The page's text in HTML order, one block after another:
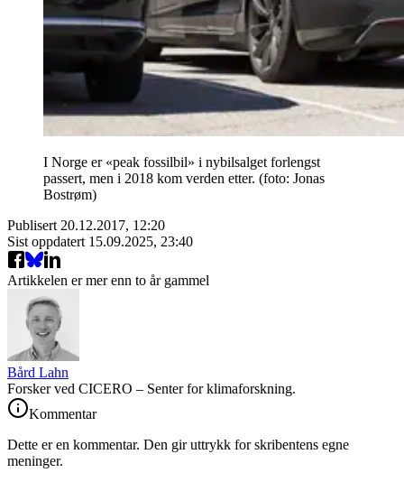
I Norge er «peak fossilbil» i nybilsalget forlengst
passert, men i 2018 kom verden etter. (foto: Jonas
Bostrøm)
Publisert 20.12.2017, 12:20
Sist oppdatert 15.09.2025, 23:40
Artikkelen er mer enn to år gammel
Bård Lahn
Forsker ved CICERO – Senter for klimaforskning.
Kommentar
Dette er en kommentar. Den gir uttrykk for skribentens egne
meninger.